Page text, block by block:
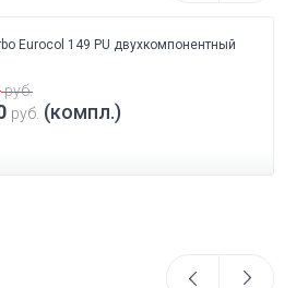
Eurocol 149 PU двухкомпонентный
руб.
руб. (компл.)